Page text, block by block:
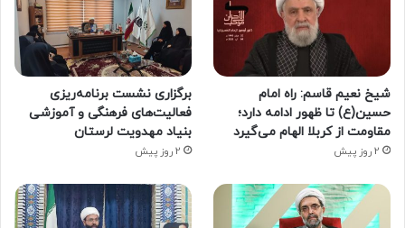
شیخ نعیم قاسم: راه امام
حسین(ع) تا ظهور ادامه دارد؛
مقاومت از کربلا الهام می‌گیرد
2 روز پیش
برگزاری نشست برنامه‌ریزی
فعالیت‌های فرهنگی و آموزشی
بنیاد مهدویت لرستان
2 روز پیش